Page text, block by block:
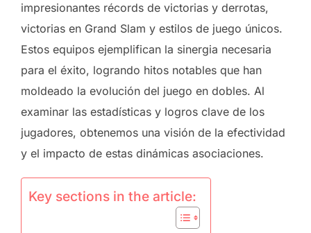
impresionantes récords de victorias y derrotas,
victorias en Grand Slam y estilos de juego únicos.
Estos equipos ejemplifican la sinergia necesaria
para el éxito, logrando hitos notables que han
moldeado la evolución del juego en dobles. Al
examinar las estadísticas y logros clave de los
jugadores, obtenemos una visión de la efectividad
y el impacto de estas dinámicas asociaciones.
Key sections in the article: